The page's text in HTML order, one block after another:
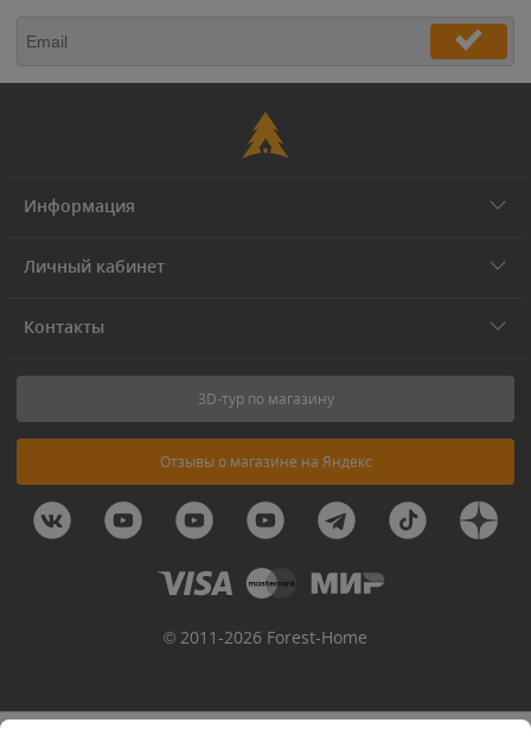
Информация
Личный кабинет
Контакты
3D-тур по магазину
Отзывы о магазине на Яндекс
© 2011-2026 Forest-Home